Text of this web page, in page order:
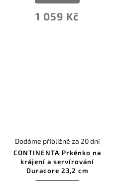
1 059 Kč
CONTINENTA Prkénko na
krájení a servírování
Duracore 23,2 cm
Dodáme přibližně za 20 dní